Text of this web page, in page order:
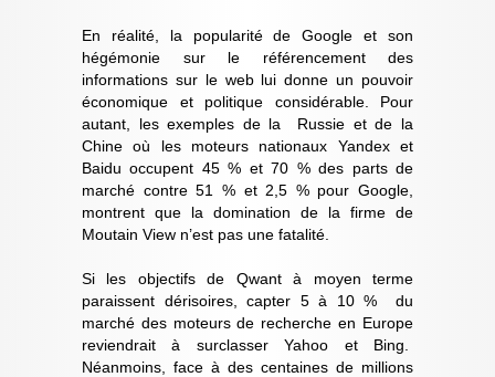
En réalité, la popularité de Google et son
hégémonie sur le référencement des
informations sur le web lui donne un pouvoir
économique et politique considérable. Pour
autant, les exemples de la Russie et de la
Chine où les moteurs nationaux Yandex et
Baidu occupent 45 % et 70 % des parts de
marché contre 51 % et 2,5 % pour Google,
montrent que la domination de la firme de
Moutain View n’est pas une fatalité.
Si les objectifs de Qwant à moyen terme
paraissent dérisoires, capter 5 à 10 % du
marché des moteurs de recherche en Europe
reviendrait à surclasser Yahoo et Bing.
Néanmoins, face à des centaines de millions